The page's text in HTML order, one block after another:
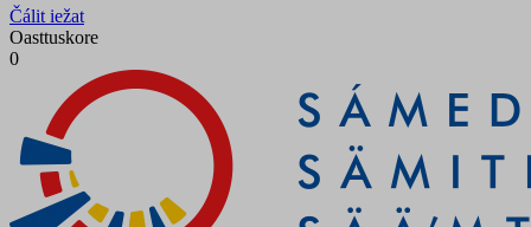
Čálit iežat
Oasttuskore
0